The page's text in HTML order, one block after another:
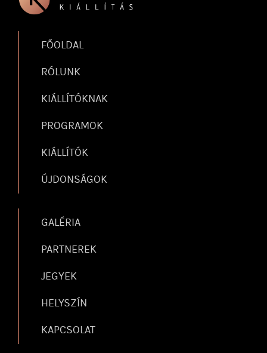
FŐOLDAL
RÓLUNK
KIÁLLÍTÓKNAK
PROGRAMOK
KIÁLLÍTÓK
ÚJDONSÁGOK
GALÉRIA
PARTNEREK
JEGYEK
HELYSZÍN
KAPCSOLAT